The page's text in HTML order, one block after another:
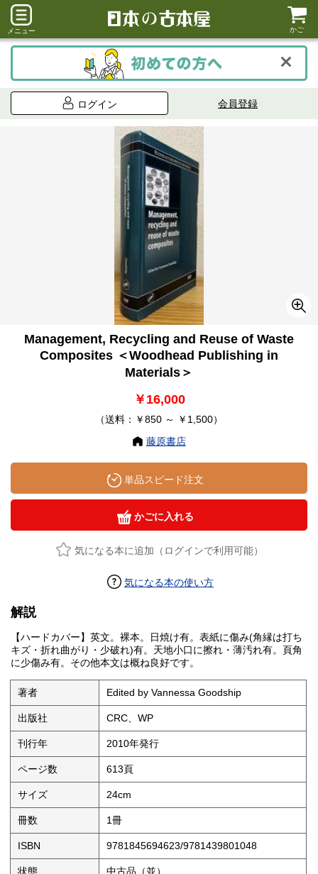
メニュー かご
ログイン 会員登録
Management, Recycling and Reuse of Waste
Composites ＜Woodhead Publishing in
Materials＞
￥16,000
（送料：￥850 ～ ￥1,500）
藤原書店
単品スピード注文
かごに入れる
気になる本に追加（ログインで利用可能）
気になる本の使い方
解説
【ハードカバー】英文。裸本。日焼け有。表紙に傷み(角縁は打ち
キズ・折れ曲がり・少破れ)有。天地小口に擦れ・薄汚れ有。頁角
に少傷み有。その他本文は概ね良好です。
著者 Edited by Vannessa Goodship
出版社 CRC、WP
刊行年 2010年発行
ページ数 613頁
サイズ 24cm
冊数 1冊
ISBN 9781845694623/9781439801048
状態 中古品（並）